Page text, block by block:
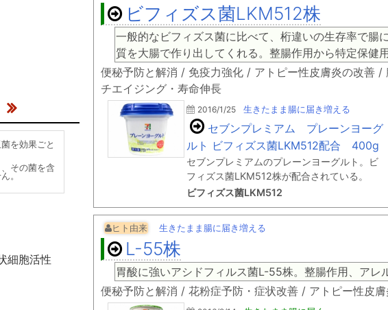
ビフィズス菌LKM512株
一般的なビフィズス菌に比べて、桁違いの生存率で腸
質を大腸で作り出してくれる。整腸作用から特定保健
便秘予防と解消 / 免疫力強化 / アトピー性皮膚炎の改善
チエイジング・寿命伸長
2016/1/25 生きたまま腸に届き増える
セブンプレミアム プレーンヨーグ
ルト ビフィズス菌LKM512配合 400g
セブンプレミアムのプレーンヨーグルト。ビ
フィズス菌LKM512株が配合されている。
ビフィズス菌LKM512
ヒト由来 生きたまま腸に届き増える
L-55株
胃酸に強いアシドフィルス菌L-55株。整腸作用、アレ
便秘予防と解消 / 花粉症予防・症状改善 / アトピー性皮
を効果ごと
その菌を含
。
細胞活性